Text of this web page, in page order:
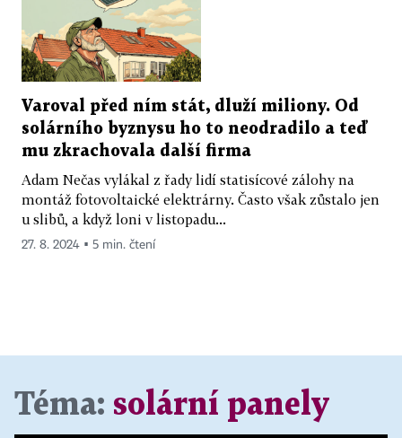
Varoval před ním stát, dluží miliony. Od
solárního byznysu ho to neodradilo a teď
mu zkrachovala další firma
Adam Nečas vylákal z řady lidí statisícové zálohy na
montáž fotovoltaické elektrárny. Často však zůstalo jen
u slibů, a když loni v listopadu...
27. 8. 2024 ▪ 5 min. čtení
Téma: solární panely